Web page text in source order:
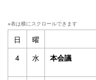
日 曜
4
水 本会議